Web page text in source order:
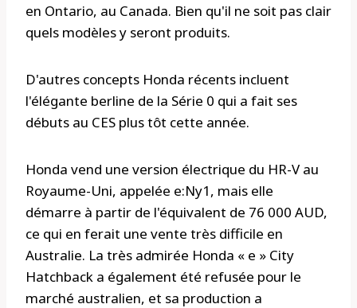
en Ontario, au Canada. Bien qu'il ne soit pas clair
quels modèles y seront produits.
D'autres concepts Honda récents incluent
l'élégante berline de la Série 0 qui a fait ses
débuts au CES plus tôt cette année.
Honda vend une version électrique du HR-V au
Royaume-Uni, appelée e:Ny1, mais elle
démarre à partir de l'équivalent de 76 000 AUD,
ce qui en ferait une vente très difficile en
Australie. La très admirée Honda « e » City
Hatchback a également été refusée pour le
marché australien, et sa production a